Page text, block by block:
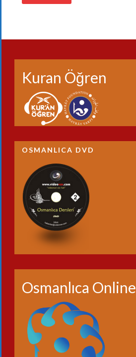
Kuran Öğren
OSMANLICA DVD
Osmanlıca Online